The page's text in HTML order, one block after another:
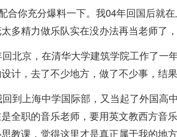
合你充分爆料一下。我04年回国后就
多精力做乐队实在没办法再当老师了，
北京，在清华大学建筑学院工作了一
计，去了不少地方，做了不少事，结
到上海中学国际部，又当起了外国高
全职的音乐老师，要用英文教西方音
教课，觉得这里才是真正属于我的地方